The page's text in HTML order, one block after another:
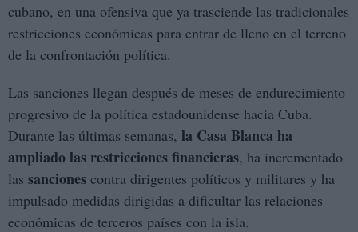
cubano, en una ofensiva que ya trasciende las tradicionales
restricciones económicas para entrar de lleno en el terreno
de la confrontación política.
Las sanciones llegan después de meses de endurecimiento
progresivo de la política estadounidense hacia Cuba.
Durante las últimas semanas, la Casa Blanca ha
ampliado las restricciones financieras, ha incrementado
las sanciones contra dirigentes políticos y militares y ha
impulsado medidas dirigidas a dificultar las relaciones
económicas de terceros países con la isla.